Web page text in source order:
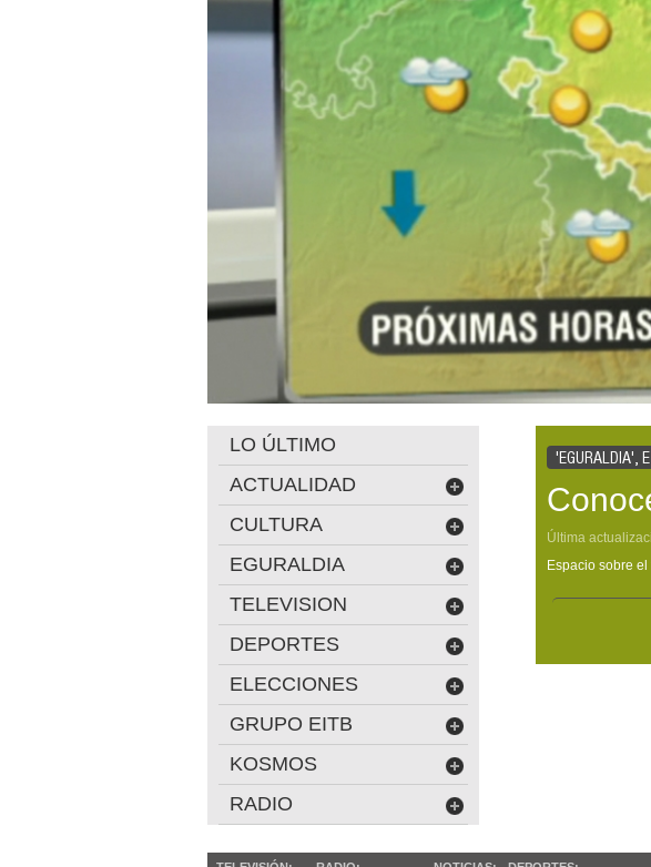
'EGURALDIA',
Última
Espacio sobre
LO ÚLTIMO
ACTUALIDAD
CULTURA
EGURALDIA
TELEVISION
DEPORTES
ELECCIONES
GRUPO EITB
KOSMOS
RADIO